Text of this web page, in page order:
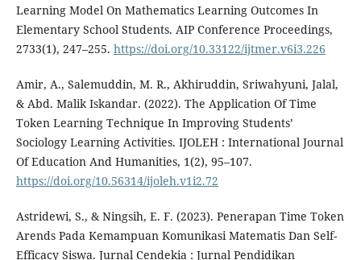
Learning Model On Mathematics Learning Outcomes In
Elementary School Students. AIP Conference Proceedings,
2733(1), 247–255. https://doi.org/10.33122/ijtmer.v6i3.226
Amir, A., Salemuddin, M. R., Akhiruddin, Sriwahyuni, Jalal,
& Abd. Malik Iskandar. (2022). The Application Of Time
Token Learning Technique In Improving Students’
Sociology Learning Activities. IJOLEH : International Journal
Of Education And Humanities, 1(2), 95–107.
https://doi.org/10.56314/ijoleh.v1i2.72
Astridewi, S., & Ningsih, E. F. (2023). Penerapan Time Token
Arends Pada Kemampuan Komunikasi Matematis Dan Self-
Efficacy Siswa. Jurnal Cendekia : Jurnal Pendidikan